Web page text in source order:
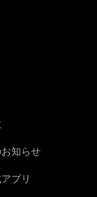
知らせ
プリ